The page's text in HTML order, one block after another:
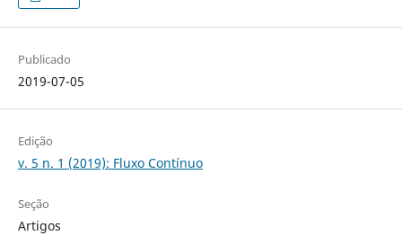
Publicado
2019-07-05
Edição
v. 5 n. 1 (2019): Fluxo Contínuo
Seção
Artigos